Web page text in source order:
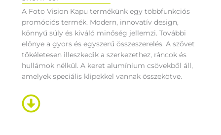
A Foto Vision Kapu termékünk egy többfunkciós
promóciós termék. Modern, innovatív design,
könnyű súly és kiváló minőség jellemzi. További
előnye a gyors és egyszerű összeszerelés. A szövet
tökéletesen illeszkedik a szerkezethez, ráncok és
hullámok nélkül. A keret alumínium csövekből áll,
amelyek speciális klipekkel vannak összekötve.